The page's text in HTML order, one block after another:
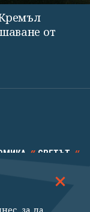
от
СВЕТЪТ
КАЛЕЙДОСКОП